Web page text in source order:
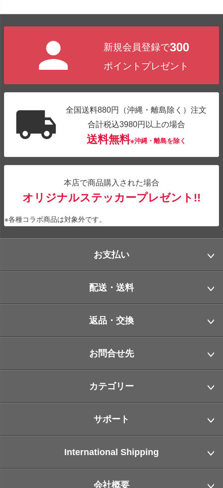
新規会員登録で300
ポイントプレゼント
全国送料880円（沖縄・離島除く）注文
合計税込3980円以上の場合
送料無料※沖縄・離島を除く
本店で商品購入された場合
オリジナルステッカープレゼント!!
※各種コラボ商品は対象外です。
お支払い
配送・送料
返品・交換
お問合せ先
カテゴリー
サポート
International Shipping
会社概要